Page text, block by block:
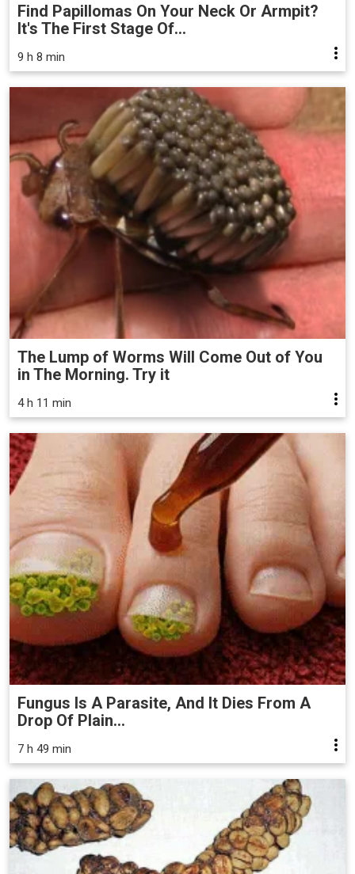
Find Papillomas On Your Neck Or Armpit?
It's The First Stage Of...
9 h 8 min
The Lump of Worms Will Come Out of You
in The Morning. Try it
4 h 11 min
Fungus Is A Parasite, And It Dies From A
Drop Of Plain...
7 h 49 min